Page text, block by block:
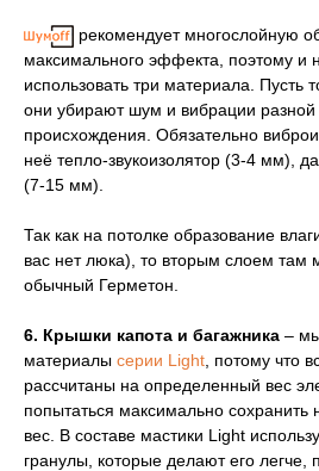
рекомендует многослойную
максимального эффекта, поэтому и
использовать три материала. Пусть
они убирают шум и вибрации
происхождения. Обязательно
неё тепло-звукоизолятор (3-4 мм),
(7-15 мм).
Так как на потолке образование
вас нет люка), то вторым слоем там
обычный Герметон.
6. Крышки капота и багажника –
материалы серии Light , потому что
рассчитаны на определенный вес
попытаться максимально сохранить
вес. В составе мастики Light
гранулы, которые делают его легче,